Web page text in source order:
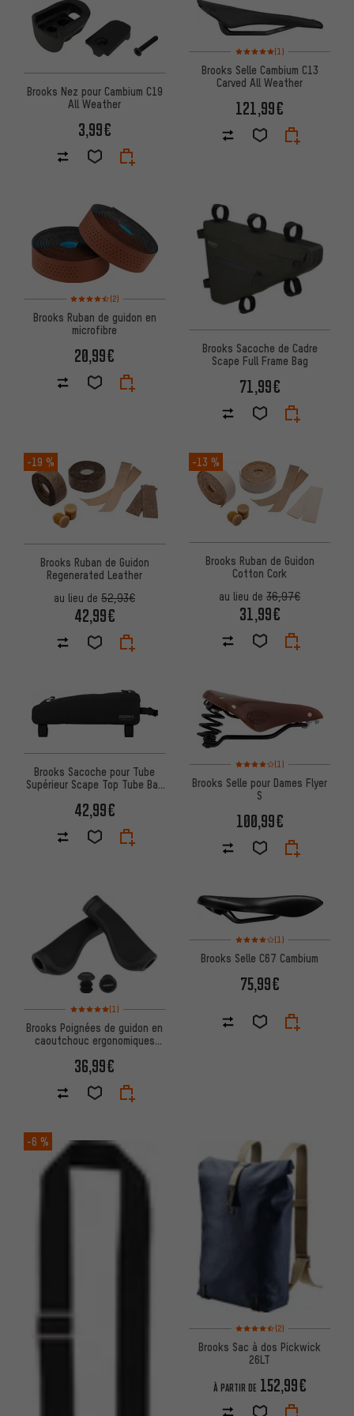
Brooks Nez pour Cambium C19
All Weather
3,99€
Note moyenne : 5 sur 5
(1)
Brooks Selle Cambium C13
Carved All Weather
121,99€
Note moyenne : 4,5 sur 5 d'après 2 avis
(2)
Brooks Ruban de guidon en
microfibre
20,99€
Brooks Sacoche de Cadre
Scape Full Frame Bag
71,99€
-19 %
Brooks Ruban de Guidon
Regenerated Leather
au lieu de 52,93€
42,99€
-13 %
Brooks Ruban de Guidon
Cotton Cork
au lieu de 36,97€
31,99€
Brooks Sacoche pour Tube
Supérieur Scape Top Tube Bag
42,99€
Note moyenne : 4 sur 5
(1)
Brooks Selle pour Dames Flyer
S
100,99€
Note moyenne : 5 sur 5 d'après 1 avis
(1)
Brooks Poignées de guidon en
caoutchouc ergonomiques
36,99€
Note moyenne : 4 sur 5
(1)
Brooks Selle C67 Cambium
75,99€
-6 %
Note moyenne : 4,5 sur 5
(2)
Brooks Sac à dos Pickwick
26LT
À PARTIR DE 152,99€